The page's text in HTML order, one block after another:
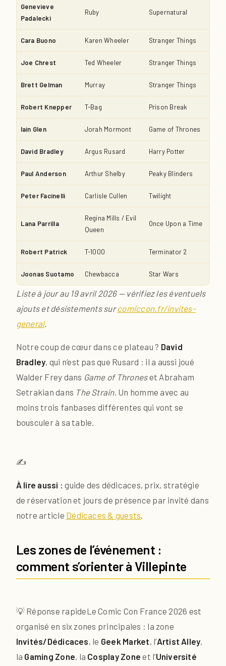
Genevieve
Padalecki
Ruby Supernatural
Cara Buono Karen Wheeler Stranger Things
Joe Chrest Ted Wheeler Stranger Things
Brett Gelman Murray Stranger Things
Robert Knepper T-Bag Prison Break
Iain Glen Jorah Mormont Game of Thrones
David Bradley Argus Rusard Harry Potter
Paul Anderson Arthur Shelby Peaky Blinders
Peter Facinelli Carlisle Cullen Twilight
Lana Parrilla
Regina Mills / Evil
Queen
Once Upon a Time
Robert Patrick T-1000 Terminator 2
Joonas Suotamo Chewbacca Star Wars
Liste à jour au 19 avril 2026 — vérifiez les éventuels
ajouts et désistements surcomiccon.fr/invites-
general.
Notre coup de cœur dans ce plateau ? David
Bradley, qui n’est pas que Rusard : il a aussi joué
Walder Frey dans Game of Throneset Abraham
Setrakian dans The Strain. Un homme avec au
moins trois fanbases différentes qui vont se
bousculer à sa table.
✍️
À lire aussi : guide des dédicaces, prix, stratégie
de réservation et jours de présence par invité dans
notre article Dédicaces & guests.
Les zones de l’événement :
comment s’orienter à Villepinte
💡 Réponse rapideLe Comic Con France 2026 est
organisé en six zones principales : la zone
Invités/Dédicaces, le Geek Market, l’Artist Alley,
la Gaming Zone, la Cosplay Zone et l’Université